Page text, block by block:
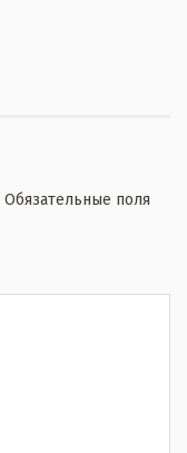
Обязательные поля